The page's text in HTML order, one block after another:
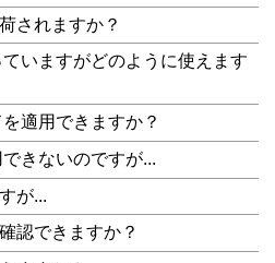
されますか？
いますがどのように使えます
適用できますか？
きないのですが...
が...
認できますか？